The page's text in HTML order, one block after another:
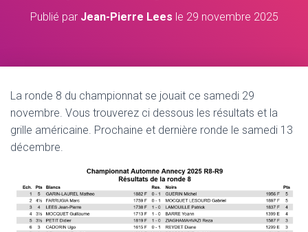
O
Publié par Jean-Pierre Lees le 29 novembre 2025
La ronde 8 du championnat se jouait ce samedi 29
novembre. Vous trouverez ci dessous les résultats et la
grille américaine. Prochaine et dernière ronde le samedi 13
décembre.